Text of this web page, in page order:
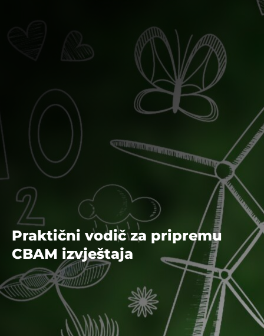
Praktični vodič za pripremu
CBAM izvještaja